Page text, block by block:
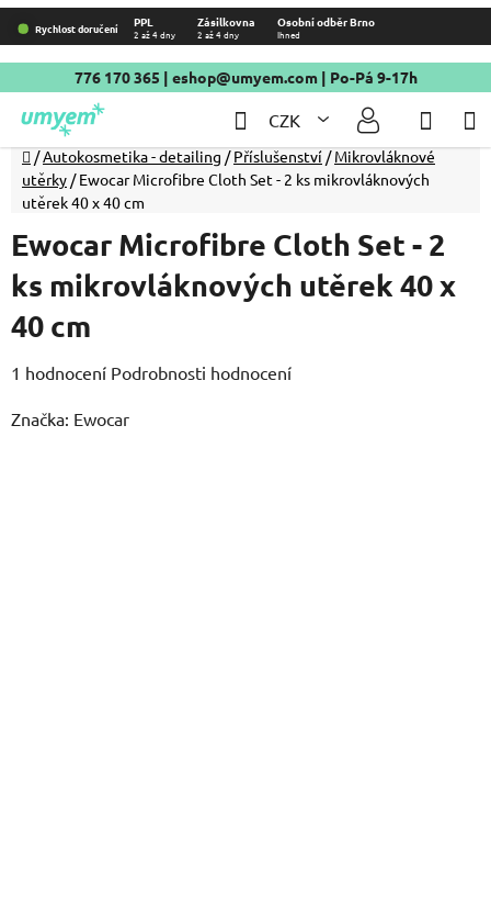
Přejít
obsah
Rychlost doručení Zásilkovna Osobní odběr Brno
2 až 4 dny 2 až 4 dny Ihned
776 170 365|eshop@umyem.com| Po-Pá 9-17h
CZK
Domů
/Autokosmetika - detailing/Příslušenství/Mikrovláknové
utěrky/Ewocar Microfibre Cloth Set - 2 ks mikrovláknových
utěrek 40 x 40 cm
Ewocar Microfibre Cloth Set - 2
ks mikrovláknových utěrek 40 x
40 cm
Průměrné
produktu
1 hodnocení Podrobnosti hodnocení
Značka: Ewocar